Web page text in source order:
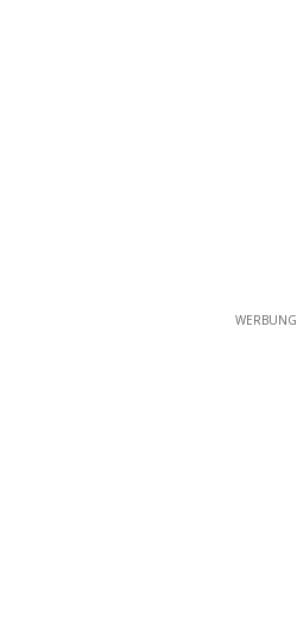
WERBUNG